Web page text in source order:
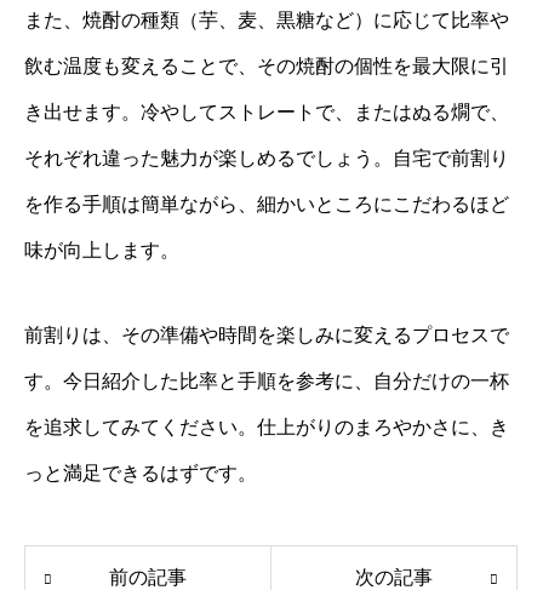
また、焼酎の種類（芋、麦、黒糖など）に応じて比率や
飲む温度も変えることで、その焼酎の個性を最大限に引
き出せます。冷やしてストレートで、またはぬる燗で、
それぞれ違った魅力が楽しめるでしょう。自宅で前割り
を作る手順は簡単ながら、細かいところにこだわるほど
味が向上します。
前割りは、その準備や時間を楽しみに変えるプロセスで
す。今日紹介した比率と手順を参考に、自分だけの一杯
を追求してみてください。仕上がりのまろやかさに、き
っと満足できるはずです。
前の記事 次の記事